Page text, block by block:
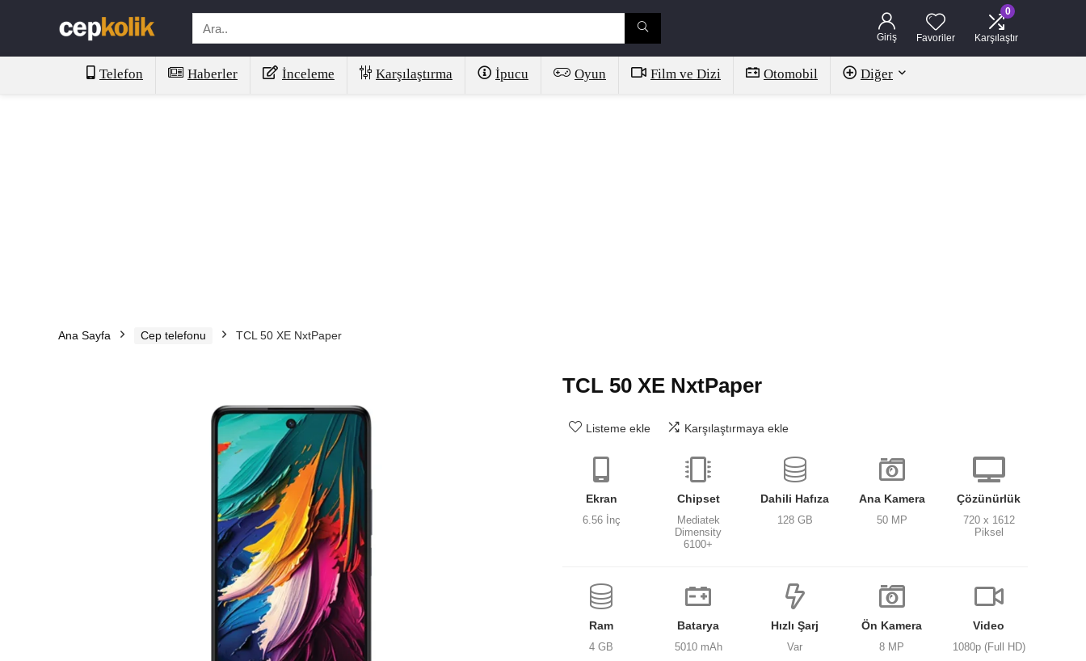
Giriş Favoriler
0
Karşılaştır
Telefon Haberler İnceleme Karşılaştırma İpucu Oyun Film ve Dizi Otomobil Diğer
Ana Sayfa Cep telefonu TCL 50 XE NxtPaper
TCL 50 XE NxtPaper
Listeme ekle Karşılaştırmaya ekle
Ekran
6.56 İnç
Chipset
Mediatek
Dimensity
6100+
Dahili Hafıza
128 GB
Ana Kamera
50 MP
Çözünürlük
720 x 1612
Piksel
Ram
4 GB
Batarya
5010 mAh
Hızlı Şarj
Var
Ön Kamera
8 MP
Video
1080p (Full HD)